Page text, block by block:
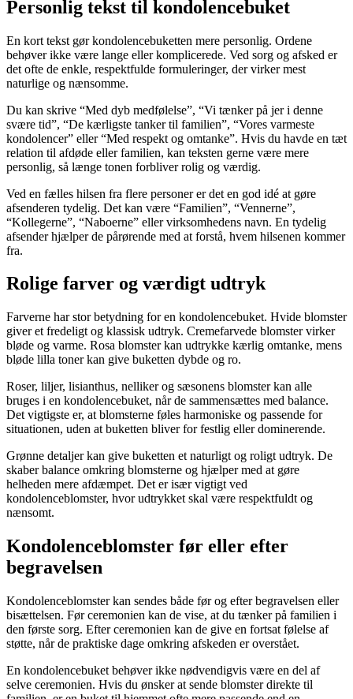
Personlig tekst til kondolencebuket
En kort tekst gør kondolencebuketten mere personlig. Ordene
behøver ikke være lange eller komplicerede. Ved sorg og afsked er
det ofte de enkle, respektfulde formuleringer, der virker mest
naturlige og nænsomme.
Du kan skrive “Med dyb medfølelse”, “Vi tænker på jer i denne
svære tid”, “De kærligste tanker til familien”, “Vores varmeste
kondolencer” eller “Med respekt og omtanke”. Hvis du havde en tæt
relation til afdøde eller familien, kan teksten gerne være mere
personlig, så længe tonen forbliver rolig og værdig.
Ved en fælles hilsen fra flere personer er det en god idé at gøre
afsenderen tydelig. Det kan være “Familien”, “Vennerne”,
“Kollegerne”, “Naboerne” eller virksomhedens navn. En tydelig
afsender hjælper de pårørende med at forstå, hvem hilsenen kommer
fra.
Rolige farver og værdigt udtryk
Farverne har stor betydning for en kondolencebuket. Hvide blomster
giver et fredeligt og klassisk udtryk. Cremefarvede blomster virker
bløde og varme. Rosa blomster kan udtrykke kærlig omtanke, mens
bløde lilla toner kan give buketten dybde og ro.
Roser, liljer, lisianthus, nelliker og sæsonens blomster kan alle
bruges i en kondolencebuket, når de sammensættes med balance.
Det vigtigste er, at blomsterne føles harmoniske og passende for
situationen, uden at buketten bliver for festlig eller dominerende.
Grønne detaljer kan give buketten et naturligt og roligt udtryk. De
skaber balance omkring blomsterne og hjælper med at gøre
helheden mere afdæmpet. Det er især vigtigt ved
kondolenceblomster, hvor udtrykket skal være respektfuldt og
nænsomt.
Kondolenceblomster før eller efter
begravelsen
Kondolenceblomster kan sendes både før og efter begravelsen eller
bisættelsen. Før ceremonien kan de vise, at du tænker på familien i
den første sorg. Efter ceremonien kan de give en fortsat følelse af
støtte, når de praktiske dage omkring afskeden er overstået.
En kondolencebuket behøver ikke nødvendigvis være en del af
selve ceremonien. Hvis du ønsker at sende blomster direkte til